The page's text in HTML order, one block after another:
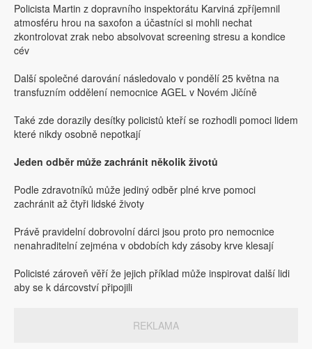
Policista Martin z dopravního inspektorátu Karviná zpříjemnil
atmosféru hrou na saxofon a účastníci si mohli nechat
zkontrolovat zrak nebo absolvovat screening stresu a kondice
cév
Další společné darování následovalo v pondělí 25 května na
transfuzním oddělení nemocnice AGEL v Novém Jičíně
Také zde dorazily desítky policistů kteří se rozhodli pomoci lidem
které nikdy osobně nepotkají
Jeden odběr může zachránit několik životů
Podle zdravotníků může jediný odběr plné krve pomoci
zachránit až čtyři lidské životy
Právě pravidelní dobrovolní dárci jsou proto pro nemocnice
nenahraditelní zejména v obdobích kdy zásoby krve klesají
Policisté zároveň věří že jejich příklad může inspirovat další lidi
aby se k dárcovství připojili
REKLAMA